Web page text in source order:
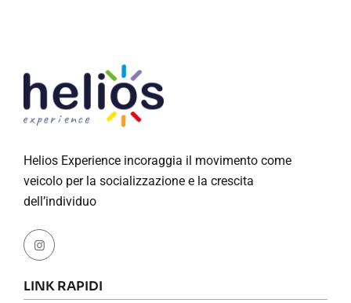
Helios Experience incoraggia il movimento come
veicolo per la socializzazione e la crescita
dell’individuo
LINK RAPIDI